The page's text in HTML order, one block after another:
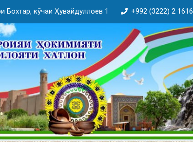
Бохтар, кӯчаи Ҳувайдуллоев 1 +992 (3222) 2 1616